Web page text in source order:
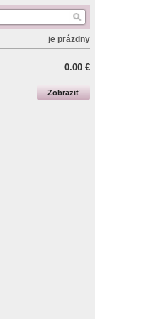
je prázdny
0.00 €
Zobraziť